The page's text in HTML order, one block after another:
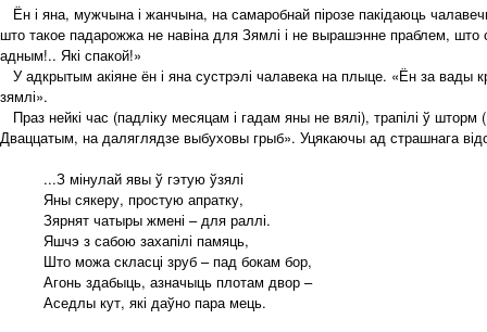
Ён і яна, мужчына і жанчына, на самаробнай пірозе пакідаюць
што такое падарожжа не навіна для Зямлі і не вырашэнне праблем,
адным!.. Які спакой!»
У адкрытым акіяне ён і яна сустрэлі чалавека на плыце. «Ён за вады
зямлі».
Праз нейкі час (падліку месяцам і гадам яны не вялі), трапілі ў
Дваццатым, на даляглядзе выбуховы грыб». Уцякаючы ад страшнага
...З мінулай явы ў гэтую ўзялі
Яны сякеру, простую апратку,
Зярнят чатыры жмені – для раллі.
Яшчэ з сабою захапілі памяць,
Што можа скласці зруб – пад бокам бор,
Агонь здабыць, азначыць плотам двор –
Аседлы кут, які даўно пара мець.